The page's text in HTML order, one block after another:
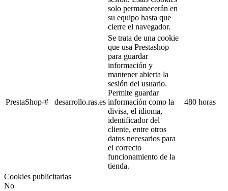
solo permanecerán en
su equipo hasta que
cierre el navegador.
PrestaShop-# desarrollo.ras.es
Se trata de una cookie
que usa Prestashop
para guardar
información y
mantener abierta la
sesión del usuario.
Permite guardar
información como la
divisa, el idioma,
identificador del
cliente, entre otros
datos necesarios para
el correcto
funcionamiento de la
tienda.
480 horas
Cookies publicitarias
No